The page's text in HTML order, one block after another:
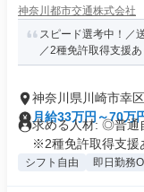
神奈川都市交通株式会社
スピード選考中！／
／2種免許取得支援あ
神奈川県川崎市幸区
月給33万円～70万
求める人材: ◎普通
※2種免許取得支援
シフト自由 即日勤務